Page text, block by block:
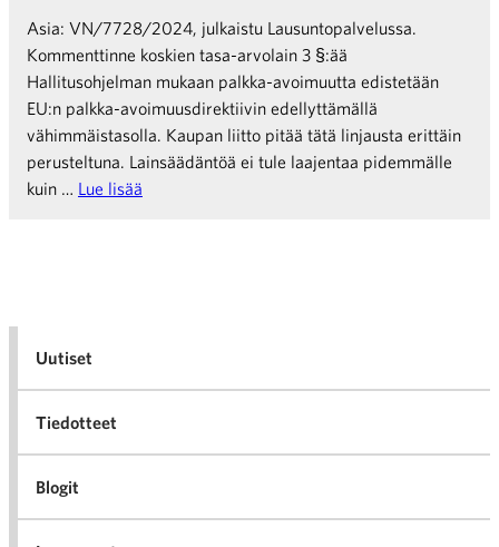
Asia: VN/7728/2024, julkaistu Lausuntopalvelussa.
Kommenttinne koskien tasa-arvolain 3 §:ää
Hallitusohjelman mukaan palkka-avoimuutta edistetään
EU:n palkka-avoimuusdirektiivin edellyttämällä
vähimmäistasolla. Kaupan liitto pitää tätä linjausta erittäin
perusteltuna. Lainsäädäntöä ei tule laajentaa pidemmälle
kuin … Lue lisää
Uutiset
Tiedotteet
Blogit